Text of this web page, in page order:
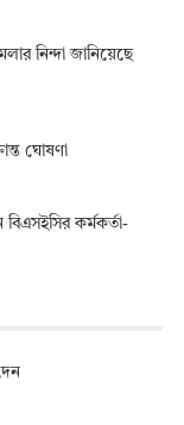
নিন্দা জানিয়েছে
ঘোষণা
বিএসইসির কর্মকর্তা-